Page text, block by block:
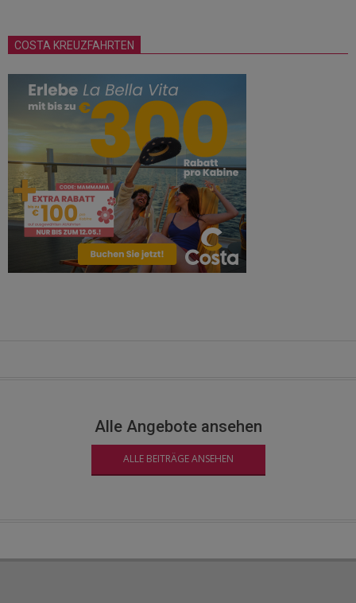
COSTA KREUZFAHRTEN
Alle Angebote ansehen
ALLE BEITRÄGE ANSEHEN